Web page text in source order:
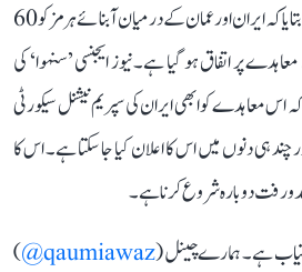
عہدے دار ذرائع کے حوالے سے بتایا کہ ایران اور عمان کے درمیان آبنائے ہرمز کو 60
پر اتفاق ہو گیا ہے۔ نیوز ایجنسی ’سنہوا‘ کی
معاہدے کو ابھی ایران کی سپریم نیشنل سیکورٹی
ہی دنوں میں اس کا اعلان کیا جا سکتا ہے۔ اس کا
دوبارہ شروع کرنا ہے۔
ہے۔ ہمارے چینل (qaumiawaz@
)